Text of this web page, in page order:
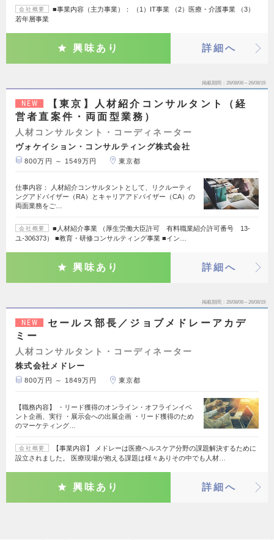
会社概要
■事業内容（主力事業）： （1）IT事業 （2）医療・介護事業 （3）
若年層事業
興味あり 詳細へ
掲載期間 26/08/06～26/08/19
NEW
【東京】人材紹介コンサルタント（経
営者直案件・両面型業務）
人材コンサルタント・コーディネーター
ヴォケイション・コンサルティング株式会社
800万円 ～ 1549万円 東京都
仕事内容： 人材紹介コンサルタントとして、リクルーティ
ングアドバイザー（RA）とキャリアアドバイザー（CA）の
両面業務をご…
会社概要
■人材紹介事業 （厚生労働大臣許可 有料職業紹介許可番号 13-
ユ-306373） ■教育・研修コンサルティング事業 ■イン…
興味あり 詳細へ
掲載期間 26/08/06～26/08/19
NEW
セールス部長／ジョブメドレーアカデ
ミー
人材コンサルタント・コーディネーター
株式会社メドレー
800万円 ～ 1849万円 東京都
【職務内容】 ・リード獲得のオンライン・オフラインイベ
ント企画、実行 ・展示会への出展企画 ・リード獲得のため
のマーケティング…
会社概要
【事業内容】 メドレーは医療ヘルスケア分野の課題解決するために
設立されました。 医療現場が抱える課題は様々ありその中でも人材…
興味あり 詳細へ